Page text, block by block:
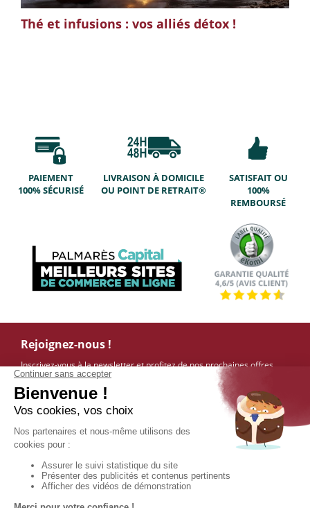
Thé et infusions : vos alliés détox !
PAIEMENT
100% SÉCURISÉ
LIVRAISON À DOMICILE
OU POINT DE RETRAIT®
SATISFAIT OU
100%
REMBOURSÉ
Rejoignez-nous !
Inscrivez-vous à la newsletter et profitez de nos prochaines offres.
Services & Livraisons
Moyens de paiement
Modes et frais de livraison
Livraison Express